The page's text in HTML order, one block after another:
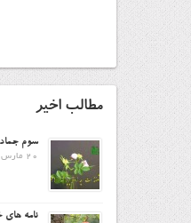
مطالب اخیر
سوم جمادی
20 مارس 2015
نامه